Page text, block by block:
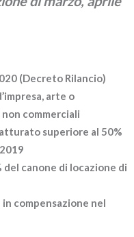
(Decreto Rilancio)
arte o
commerciali
superiore al 50%
del canone di locazione di
compensazione nel